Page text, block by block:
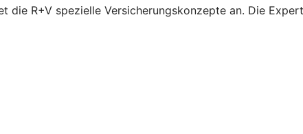
die R+V spezielle Versicherungskonzepte an. Die